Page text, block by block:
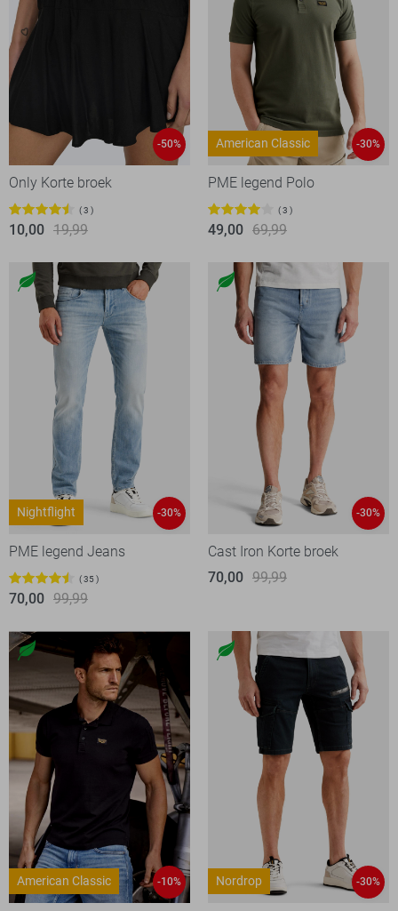
-50%
Only Korte broek
3
10,00 19,99
American Classic -30%
PME legend Polo
3
49,00 69,99
Nightflight -30%
PME legend Jeans
35
70,00 99,99
-30%
Cast Iron Korte broek
70,00 99,99
American Classic -10% Nordrop -30%